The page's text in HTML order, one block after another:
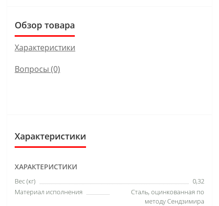
Обзор товара
Характеристики
Вопросы (0)
Характеристики
ХАРАКТЕРИСТИКИ
Вес (кг)
0,32
Материал исполнения
Сталь, оцинкованная по
методу Сендзимира